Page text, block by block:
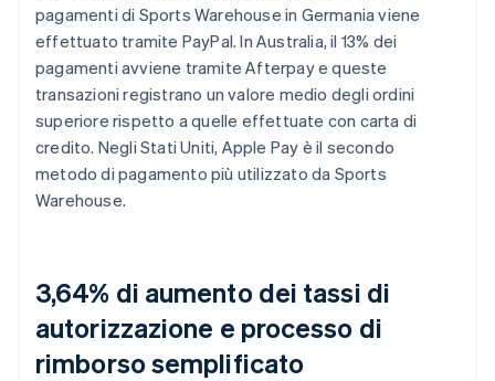
pagamenti di Sports Warehouse in Germania viene
effettuato tramite PayPal. In Australia, il 13% dei
pagamenti avviene tramite Afterpay e queste
transazioni registrano un valore medio degli ordini
superiore rispetto a quelle effettuate con carta di
credito. Negli Stati Uniti, Apple Pay è il secondo
metodo di pagamento più utilizzato da Sports
Warehouse.
3,64% di aumento dei tassi di
autorizzazione e processo di
rimborso semplificato